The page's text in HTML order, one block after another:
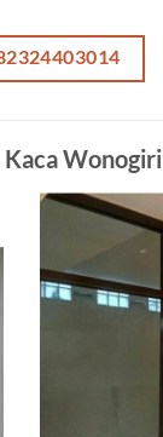
Kaca Wonogiri